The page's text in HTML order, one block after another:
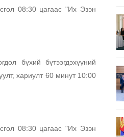
08:30 цагаас "Их Эзэн
бүхий бүтээгдэхүүний
хариулт 60 минут 10:00
08:30 цагаас "Их Эзэн